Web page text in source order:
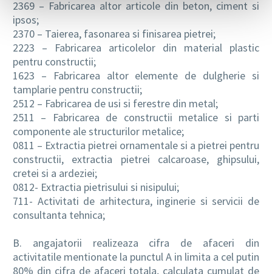
2369 – Fabricarea altor articole din beton, ciment si
ipsos;
2370 – Taierea, fasonarea si finisarea pietrei;
2223 – Fabricarea articolelor din material plastic
pentru constructii;
1623 – Fabricarea altor elemente de dulgherie si
tamplarie pentru constructii;
2512 – Fabricarea de usi si ferestre din metal;
2511 – Fabricarea de constructii metalice si parti
componente ale structurilor metalice;
0811 – Extractia pietrei ornamentale si a pietrei pentru
constructii, extractia pietrei calcaroase, ghipsului,
cretei si a ardeziei;
0812- Extractia pietrisului si nisipului;
711- Activitati de arhitectura, inginerie si servicii de
consultanta tehnica;
B. angajatorii realizeaza cifra de afaceri din
activitatile mentionate la punctul A in limita a cel putin
80% din cifra de afaceri totala, calculata cumulat de